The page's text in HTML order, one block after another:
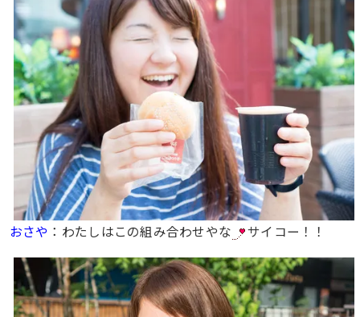
おさや ：わたしはこの組み合わせやな サイコー！！